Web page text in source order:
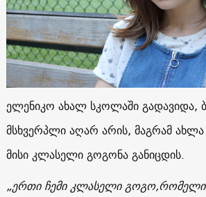
ელენიკო ახალ სკოლაში გადავიდა,
მსხვერპლი აღარ არის, მაგრამ ახლა
მისი კლასელი გოგონა განიცდის.
„ერთი ჩემი კლასელი